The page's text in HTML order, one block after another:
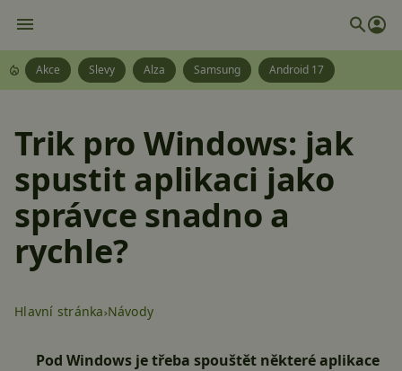
Akce Slevy Alza Samsung Android 17
Trik pro Windows: jak
spustit aplikaci jako
správce snadno a
rychle?
Hlavní stránka Návody
Pod Windows je třeba spouštět některé aplikace